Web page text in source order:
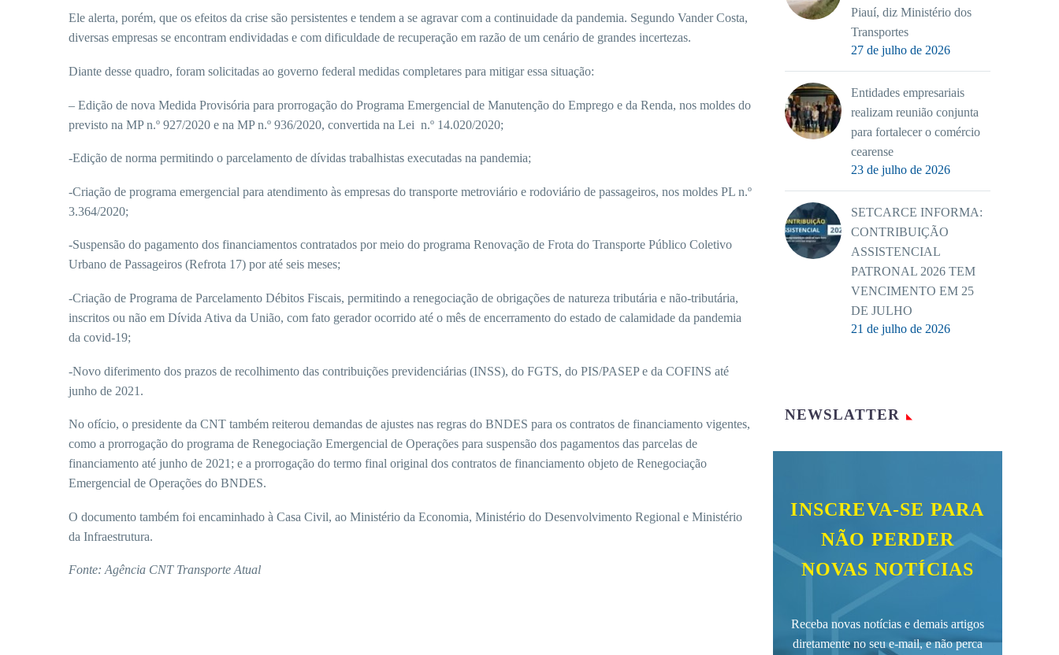
Ele alerta, porém, que os efeitos da crise são persistentes e tendem a se agravar com a continuidade da pandemia. Segundo Vander Costa,
diversas empresas se encontram endividadas e com dificuldade de recuperação em razão de um cenário de grandes incertezas.
Diante desse quadro, foram solicitadas ao governo federal medidas completares para mitigar essa situação:
– Edição de nova Medida Provisória para prorrogação do Programa Emergencial de Manutenção do Emprego e da Renda, nos moldes do
previsto na MP n.º 927/2020 e na MP n.º 936/2020, convertida na Lei n.º 14.020/2020;
-Edição de norma permitindo o parcelamento de dívidas trabalhistas executadas na pandemia;
-Criação de programa emergencial para atendimento às empresas do transporte metroviário e rodoviário de passageiros, nos moldes PL n.º
3.364/2020;
-Suspensão do pagamento dos financiamentos contratados por meio do programa Renovação de Frota do Transporte Público Coletivo
Urbano de Passageiros (Refrota 17) por até seis meses;
-Criação de Programa de Parcelamento Débitos Fiscais, permitindo a renegociação de obrigações de natureza tributária e não-tributária,
inscritos ou não em Dívida Ativa da União, com fato gerador ocorrido até o mês de encerramento do estado de calamidade da pandemia
da covid-19;
-Novo diferimento dos prazos de recolhimento das contribuições previdenciárias (INSS), do FGTS, do PIS/PASEP e da COFINS até
junho de 2021.
No ofício, o presidente da CNT também reiterou demandas de ajustes nas regras do BNDES para os contratos de financiamento vigentes,
como a prorrogação do programa de Renegociação Emergencial de Operações para suspensão dos pagamentos das parcelas de
financiamento até junho de 2021; e a prorrogação do termo final original dos contratos de financiamento objeto de Renegociação
Emergencial de Operações do BNDES.
O documento também foi encaminhado à Casa Civil, ao Ministério da Economia, Ministério do Desenvolvimento Regional e Ministério
da Infraestrutura.
Fonte: Agência CNT Transporte Atual
Piauí, diz Ministério dos
Transportes
27 de julho de 2026
Entidades empresariais
realizam reunião conjunta
para fortalecer o comércio
cearense
23 de julho de 2026
SETCARCE INFORMA:
CONTRIBUIÇÃO
ASSISTENCIAL
PATRONAL 2026 TEM
VENCIMENTO EM 25
DE JULHO
21 de julho de 2026
NEWSLATTER
INSCREVA-SE PARA
NÃO PERDER
NOVAS NOTÍCIAS
Receba novas notícias e demais artigos
diretamente no seu e-mail, e não perca